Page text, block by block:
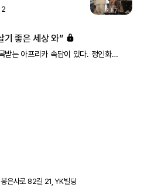
육 약화와 관련된 유전적
기 좋은 세상 와”
받는 아프리카 속담이 있다. 정인화
속담으로 ‘한 아이를 키우기 위해선 온
은사로 82길 21, YK빌딩